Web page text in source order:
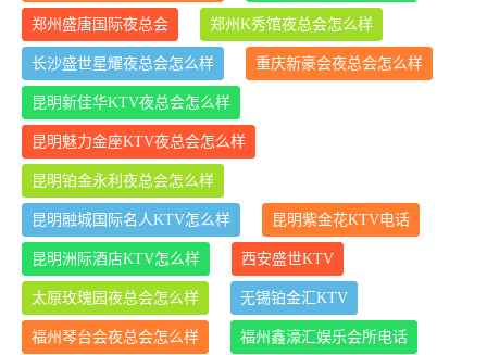
郑州盛唐国际夜总会 郑州K秀馆夜总会怎么样
长沙盛世星耀夜总会怎么样 重庆新豪会夜总会怎么样
昆明新佳华KTV夜总会怎么样
昆明魅力金座KTV夜总会怎么样
昆明铂金永利夜总会怎么样
昆明融城国际名人KTV怎么样 昆明紫金花KTV电话
昆明洲际酒店KTV怎么样 西安盛世KTV
太原玫瑰园夜总会怎么样 无锡铂金汇KTV
福州琴台会夜总会怎么样 福州鑫濠汇娱乐会所电话